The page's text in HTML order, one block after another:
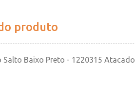
produto
Salto Baixo Preto - 1220315 Atacado